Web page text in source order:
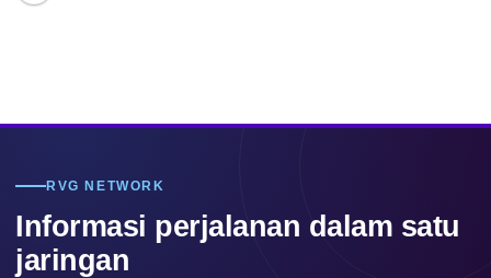
RVG NETWORK
Informasi perjalanan dalam satu
jaringan